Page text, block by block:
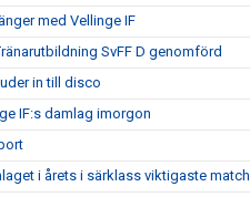
med Vellinge IF
SvFF D genomförd
in till disco
IF:s damlag imorgon
i årets i särklass viktigaste match